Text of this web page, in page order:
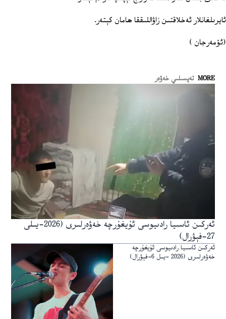
ئايرىلغانلار ئەخلاقتىن زاۋاللىققا ھامان كېتەر.
(ئۆمەرجان )
MORE تەپسىلىي خەۋەر
ئەركىن ئاسىيا رادىيوسى ئۇيغۇرچە خەۋەرلىرى (2026-يىلى
27-فېۋرال)
ئەركىن ئاسىيا رادىيوسى ئۇيغۇرچە
خەۋەرلىرى (2026 -يىل 6-فېۋرال)